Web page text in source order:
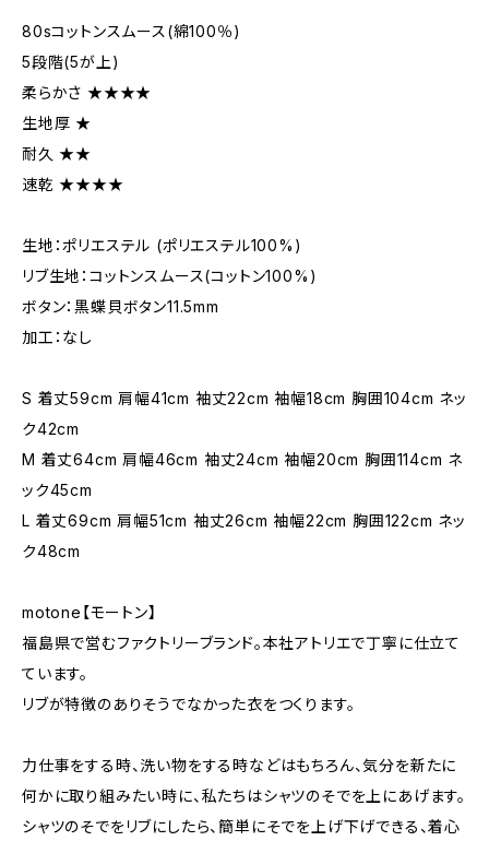
80sコットンスムース(綿100％)
5段階(5が上)
柔らかさ ★★★★
生地厚 ★
耐久 ★★
速乾 ★★★★
生地：ポリエステル (ポリエステル100%)
リブ生地：コットンスムース(コットン100%)
ボタン：黒蝶貝ボタン11.5mm
加工：なし
S 着丈59cm 肩幅41cm 袖丈22cm 袖幅18cm 胸囲104cm ネッ
ク42cm
M 着丈64cm 肩幅46cm 袖丈24cm 袖幅20cm 胸囲114cm ネ
ック45cm
L 着丈69cm 肩幅51cm 袖丈26cm 袖幅22cm 胸囲122cm ネッ
ク48cm
motone【モートン】
福島県で営むファクトリーブランド。本社アトリエで丁寧に仕立て
ています。
リブが特徴のありそうでなかった衣をつくります。
力仕事をする時、洗い物をする時などはもちろん、気分を新たに
何かに取り組みたい時に、私たちはシャツのそでを上にあげます。
シャツのそでをリブにしたら、簡単にそでを上げ下げできる、着心